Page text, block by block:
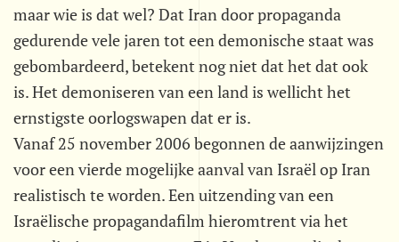
maar wie is dat wel? Dat Iran door propaganda
gedurende vele jaren tot een demonische staat was
gebombardeerd, betekent nog niet dat het dat ook
is. Het demoniseren van een land is wellicht het
ernstigste oorlogswapen dat er is.
Vanaf 25 november 2006 begonnen de aanwijzingen
voor een vierde mogelijke aanval van Israël op Iran
realistisch te worden. Een uitzending van een
Israëlische propagandafilm hieromtrent via het